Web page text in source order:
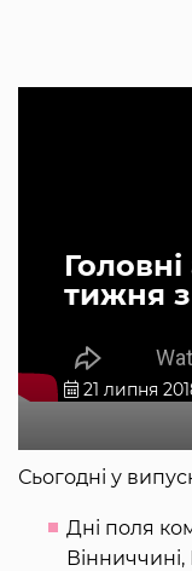
Головні
тижня
21 липня
Сьогодні у
Дні поля